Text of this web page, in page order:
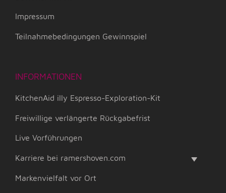
Impressum
Teilnahmebedingungen Gewinnspiel
INFORMATIONEN
KitchenAid illy Espresso-Exploration-Kit
Freiwillige verlängerte Rückgabefrist
Live Vorführungen
Karriere bei ramershoven.com
Markenvielfalt vor Ort